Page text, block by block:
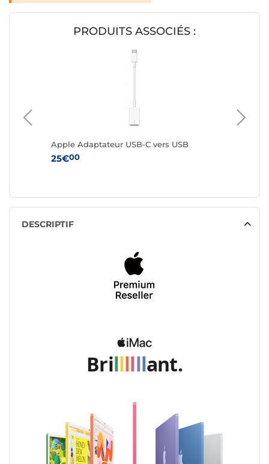
PRODUITS ASSOCIÉS :
Apple Adaptateur USB-C vers USB
25€00
DESCRIPTIF
Brillllllant.